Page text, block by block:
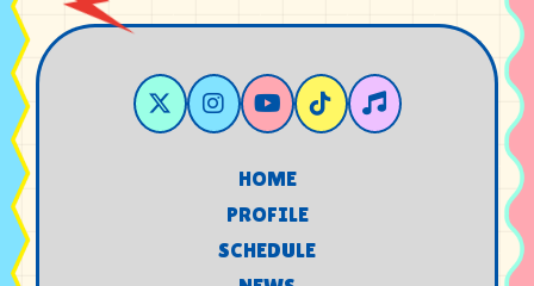
HOME
HOME
PROFILE
PROFILE
SCHEDULE